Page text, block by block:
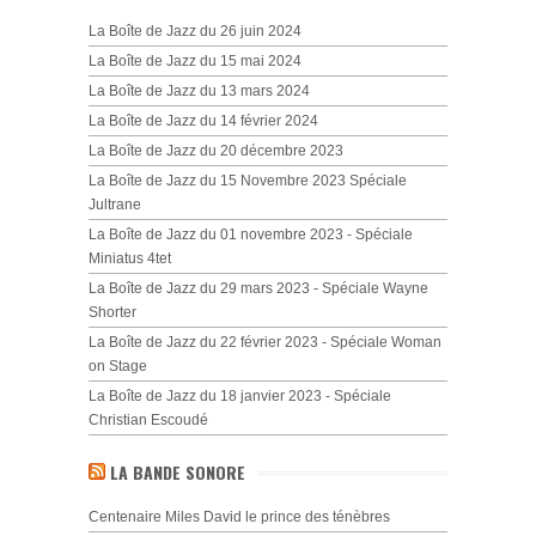
La Boîte de Jazz du 26 juin 2024
La Boîte de Jazz du 15 mai 2024
La Boîte de Jazz du 13 mars 2024
La Boîte de Jazz du 14 février 2024
La Boîte de Jazz du 20 décembre 2023
La Boîte de Jazz du 15 Novembre 2023 Spéciale
Jultrane
La Boîte de Jazz du 01 novembre 2023 - Spéciale
Miniatus 4tet
La Boîte de Jazz du 29 mars 2023 - Spéciale Wayne
Shorter
La Boîte de Jazz du 22 février 2023 - Spéciale Woman
on Stage
La Boîte de Jazz du 18 janvier 2023 - Spéciale
Christian Escoudé
LA BANDE SONORE
Centenaire Miles David le prince des ténèbres